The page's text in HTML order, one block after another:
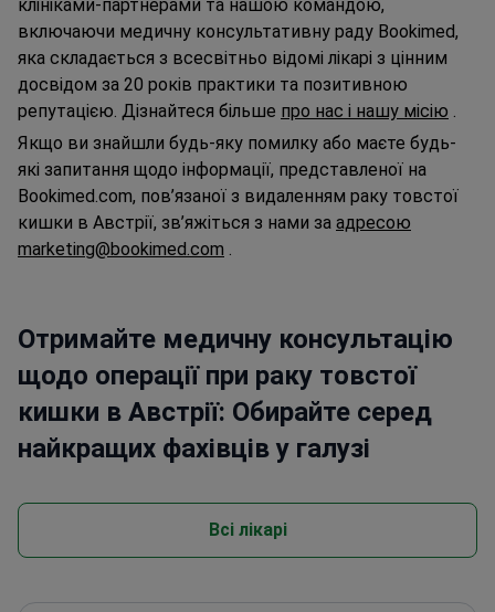
клініками-партнерами та нашою командою,
включаючи медичну консультативну раду Bookimed,
яка складається з всесвітньо відомі лікарі з цінним
досвідом за 20 років практики та позитивною
репутацією. Дізнайтеся більше про нас і нашу місію .
Якщо ви знайшли будь-яку помилку або маєте будь-
які запитання щодо інформації, представленої на
Bookimed.com, пов’язаної з видаленням раку товстої
кишки в Австрії, зв’яжіться з нами за адресою
marketing@bookimed.com .
Отримайте медичну консультацію
щодо операції при раку товстої
кишки в Австрії: Обирайте серед
найкращих фахівців у галузі
Всі лікарі